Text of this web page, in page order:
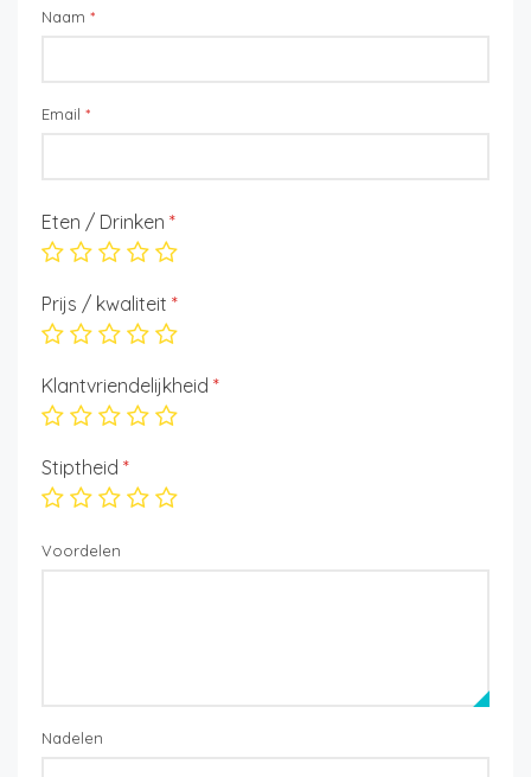
Naam *
Email *
Eten / Drinken *
Prijs / kwaliteit *
Klantvriendelijkheid *
Stiptheid *
Voordelen
Nadelen